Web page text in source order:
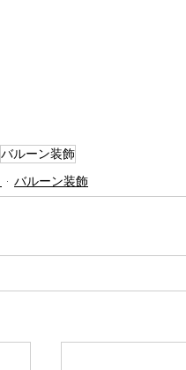
バルーン装飾
バルーン装飾